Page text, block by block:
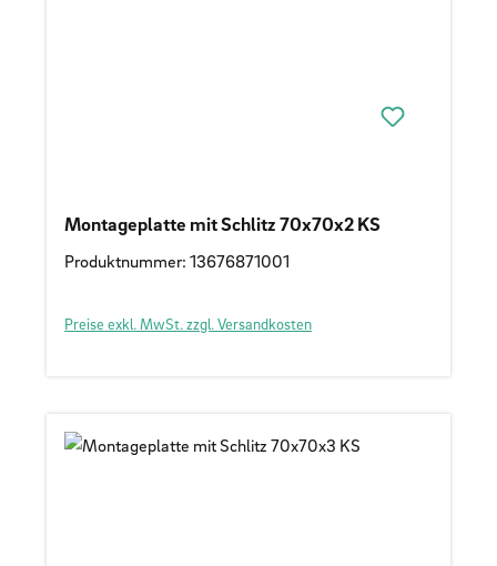
Montageplatte mit Schlitz 70x70x2 KS
Produktnummer: 13676871001
Preise exkl. MwSt. zzgl. Versandkosten